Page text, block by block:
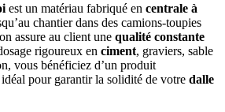
est un matériau fabriqué en centrale à
chantier dans des camions-toupies
assure au client une qualité constante
rigoureux en ciment, graviers, sable
vous bénéficiez d’un produit
pour garantir la solidité de votre dalle